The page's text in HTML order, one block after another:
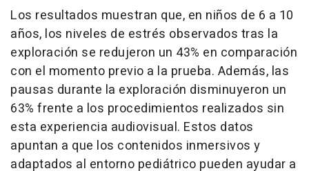
Los resultados muestran que, en niños de 6 a 10
años, los niveles de estrés observados tras la
exploración se redujeron un 43% en comparación
con el momento previo a la prueba. Además, las
pausas durante la exploración disminuyeron un
63% frente a los procedimientos realizados sin
esta experiencia audiovisual. Estos datos
apuntan a que los contenidos inmersivos y
adaptados al entorno pediátrico pueden ayudar a